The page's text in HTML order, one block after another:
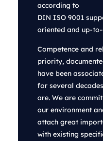
according to
DIN ISO 9001
oriented and up-
Competence and
priority,
have been
for several
are. We are
our environment
attach great
with existing